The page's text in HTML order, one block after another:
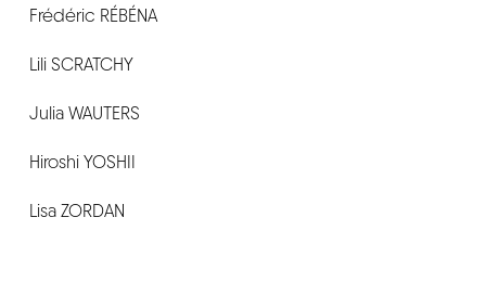
Frédéric RÉBÉNA
Lili SCRATCHY
Julia WAUTERS
Hiroshi YOSHII
Lisa ZORDAN